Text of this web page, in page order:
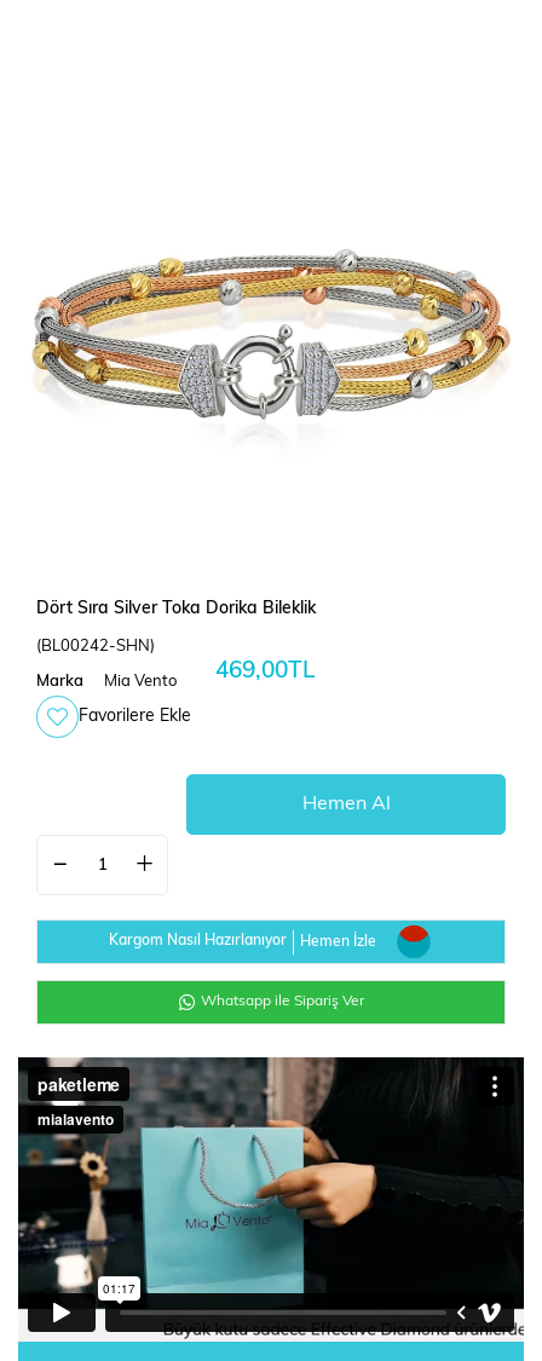
Dört Sıra Silver Toka Dorika Bileklik
(BL00242-SHN)
Marka Mia Vento 469,00TL
Favorilere Ekle
Kargom Nasıl Hazırlanıyor Hemen İzle
Whatsapp ile Sipariş Ver